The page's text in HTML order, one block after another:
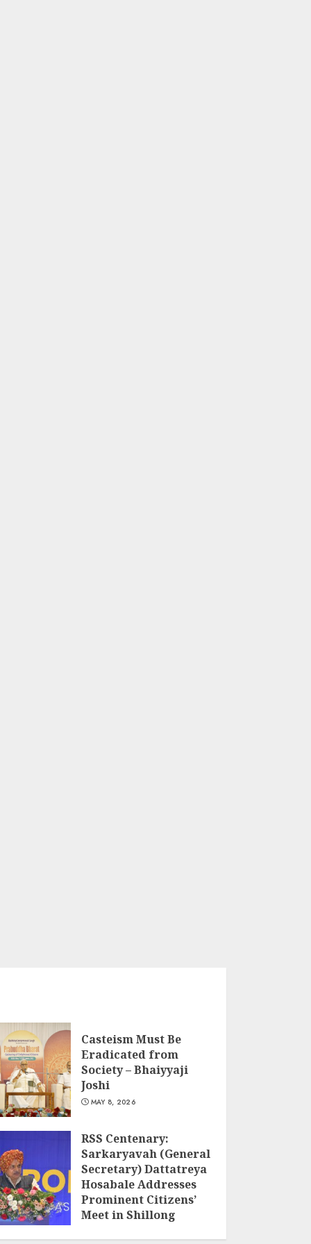
Casteism Must Be
Eradicated from
Society – Bhaiyyaji
Joshi
MAY 8, 2026
RSS Centenary:
Sarkaryavah (General
Secretary) Dattatreya
Hosabale Addresses
Prominent Citizens’
Meet in Shillong